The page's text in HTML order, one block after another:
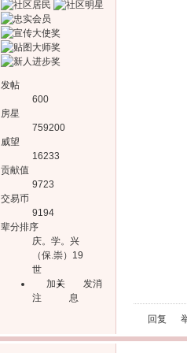
发帖
600
房星
759200
威望
16233
贡献值
9723
交易币
9194
辈分排序
庆。学。兴
（保.崇）19
世
加关
注
发消
息
回复